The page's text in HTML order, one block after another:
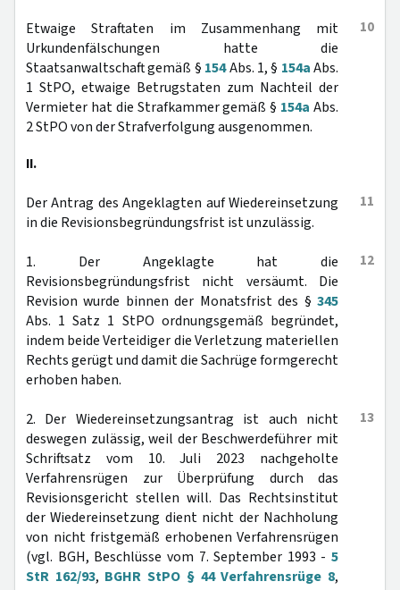
10
Etwaige Straftaten im Zusammenhang mit
Urkundenfälschungen hatte die
Staatsanwaltschaft gemäß § 154Abs. 1, § 154aAbs.
1 StPO, etwaige Betrugstaten zum Nachteil der
Vermieter hat die Strafkammer gemäß § 154a Abs.
2 StPO von der Strafverfolgung ausgenommen.
II.
11
Der Antrag des Angeklagten auf Wiedereinsetzung
in die Revisionsbegründungsfrist ist unzulässig.
12
1. Der Angeklagte hat die
Revisionsbegründungsfrist nicht versäumt. Die
Revision wurde binnen der Monatsfrist des § 345
Abs. 1 Satz 1 StPO ordnungsgemäß begründet,
indem beide Verteidiger die Verletzung materiellen
Rechts gerügt und damit die Sachrüge formgerecht
erhoben haben.
13
2. Der Wiedereinsetzungsantrag ist auch nicht
deswegen zulässig, weil der Beschwerdeführer mit
Schriftsatz vom 10. Juli 2023 nachgeholte
Verfahrensrügen zur Überprüfung durch das
Revisionsgericht stellen will. Das Rechtsinstitut
der Wiedereinsetzung dient nicht der Nachholung
von nicht fristgemäß erhobenen Verfahrensrügen
(vgl. BGH, Beschlüsse vom 7. September 1993 - 5
StR 162/93, BGHR StPO § 44 Verfahrensrüge 8,